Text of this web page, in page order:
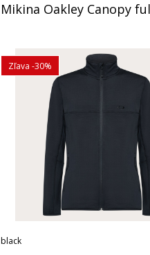
Mikina Oakley Canopy
Zľava -30%
black